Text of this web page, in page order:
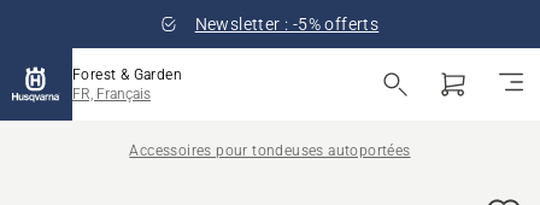
Newsletter : -5% offerts
Forest & Garden
FR, Français
Accessoires pour tondeuses autoportées